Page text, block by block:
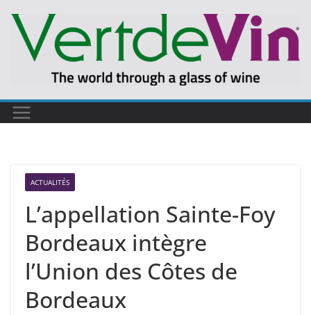
contenu
ACTUALITÉS
L’appellation Sainte-Foy
Bordeaux intègre
l’Union des Côtes de
Bordeaux